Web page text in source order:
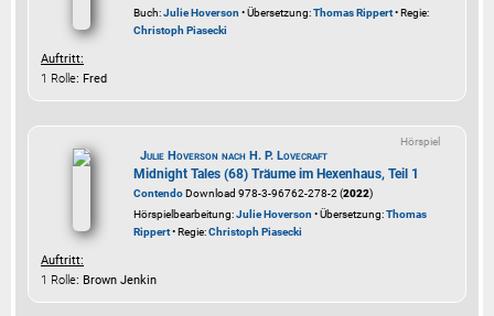
Buch:Julie Hoverson • Übersetzung:Thomas Rippert• Regie:
Christoph Piasecki
Auftritt:
1 Rolle: Fred
Hörspiel
Julie Hoverson nach H. P. Lovecraft
Midnight Tales (68) Träume im Hexenhaus, Teil 1
ContendoDownload 978-3-96762-278-2 (2022)
Hörspielbearbeitung:Julie Hoverson • Übersetzung:Thomas
Rippert• Regie:Christoph Piasecki
Auftritt:
1 Rolle: Brown Jenkin